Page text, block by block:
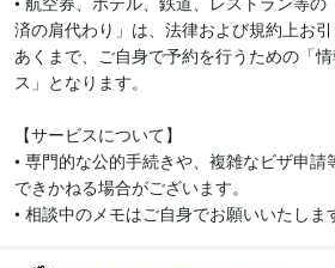
済の肩代わり」は、法律および規約上お引
あくまで、ご自身で予約を行うための「
ス」となります。
【サービスについて】
• 専門的な公的手続きや、複雑なビザ申
できかねる場合がございます。
• 相談中のメモはご自身でお願いいたしま